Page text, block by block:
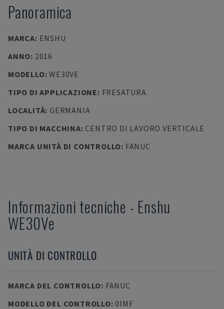
Panoramica
MARCA: ENSHU
ANNO: 2016
MODELLO:WE30VE
TIPO DI APPLICAZIONE: FRESATURA
LOCALITÀ: GERMANIA
TIPO DI MACCHINA: CENTRO DI LAVORO VERTICALE
MARCA UNITÀ DI CONTROLLO: FANUC
Informazioni tecniche - Enshu
WE30Ve
UNITÀ DI CONTROLLO
MARCA DEL CONTROLLO: FANUC
MODELLO DEL CONTROLLO: 0IMF